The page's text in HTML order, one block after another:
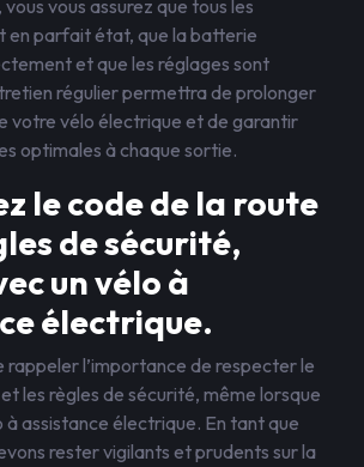
vous assurez que tous les
en parfait état, que la batterie
et que les réglages sont
régulier permettra de prolonger
votre vélo électrique et de garantir
optimales à chaque sortie.
le code de la route
de sécurité,
un vélo à
électrique.
rappeler l’importance de respecter le
les règles de sécurité, même lorsque
à assistance électrique. En tant que
rester vigilants et prudents sur la